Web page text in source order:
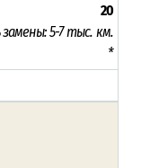
20
5-7 тыс. км.
*